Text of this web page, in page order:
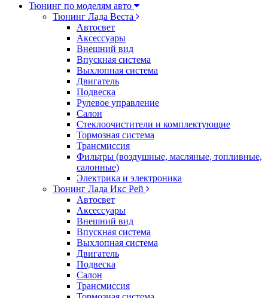
Тюнинг по моделям авто
Тюнинг Лада Веста
Автосвет
Аксессуары
Внешний вид
Впускная система
Выхлопная система
Двигатель
Подвеска
Рулевое управление
Салон
Стеклоочистители и комплектующие
Тормозная система
Трансмиссия
Фильтры (воздушные, масляные, топливные,
салонные)
Электрика и электроника
Тюнинг Лада Икс Рей
Автосвет
Аксессуары
Внешний вид
Впускная система
Выхлопная система
Двигатель
Подвеска
Салон
Трансмиссия